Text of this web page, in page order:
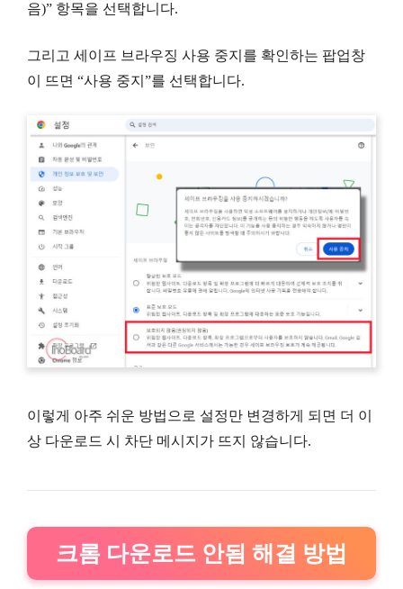
음)” 항목을 선택합니다.
그리고 세이프 브라우징 사용 중지를 확인하는 팝업창
이 뜨면 “사용 중지”를 선택합니다.
이렇게 아주 쉬운 방법으로 설정만 변경하게 되면 더 이
상 다운로드 시 차단 메시지가 뜨지 않습니다.
크롬 다운로드 안됨 해결 방법